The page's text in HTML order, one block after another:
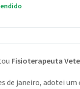
Fisioterapeuta
de janeiro, adotei um